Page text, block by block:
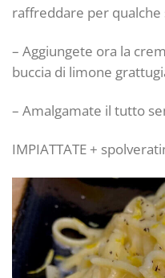
raffreddare per qualche
– Aggiungete ora la
buccia di limone
– Amalgamate il tutto
IMPIATTATE +